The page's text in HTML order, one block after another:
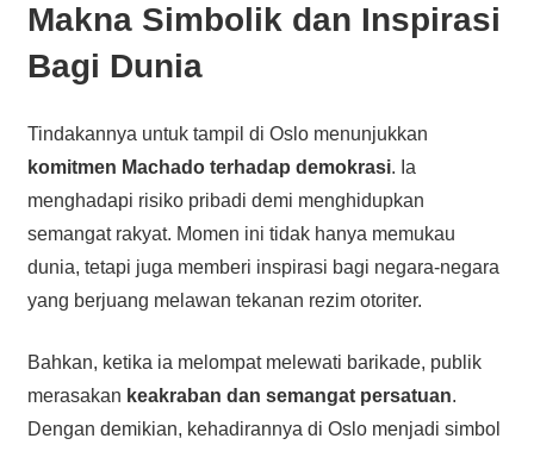
Makna Simbolik dan Inspirasi
Bagi Dunia
Tindakannya untuk tampil di Oslo menunjukkan
komitmen Machado terhadap demokrasi. Ia
menghadapi risiko pribadi demi menghidupkan
semangat rakyat. Momen ini tidak hanya memukau
dunia, tetapi juga memberi inspirasi bagi negara-negara
yang berjuang melawan tekanan rezim otoriter.
Bahkan, ketika ia melompat melewati barikade, publik
merasakan keakraban dan semangat persatuan.
Dengan demikian, kehadirannya di Oslo menjadi simbol